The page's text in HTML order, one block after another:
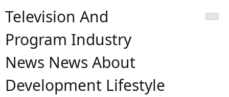
Television And
Program Industry
News News About
Development Lifestyle